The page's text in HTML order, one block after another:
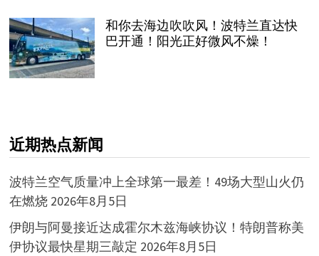
和你去海边吹吹风！波特兰直达快
巴开通！阳光正好微风不燥！
近期热点新闻
波特兰空气质量冲上全球第一最差！49场大型山火仍
在燃烧 2026年8月5日
伊朗与阿曼接近达成霍尔木兹海峡协议！特朗普称美
伊协议最快星期三敲定 2026年8月5日